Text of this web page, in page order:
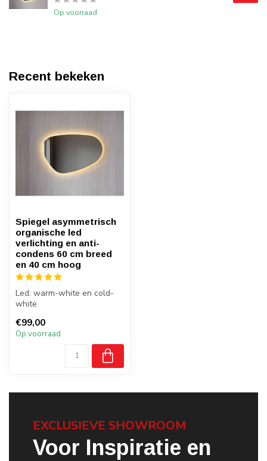
Op voorraad
Recent bekeken
Spiegel asymmetrisch
organische led
verlichting en anti-
condens 60 cm breed
en 40 cm hoog
Led: warm-white en cold-
white
Asymmetrische
€99,00
Op voorraad
EXCLUSIEVE SHOWROOM
Voor Inspiratie en